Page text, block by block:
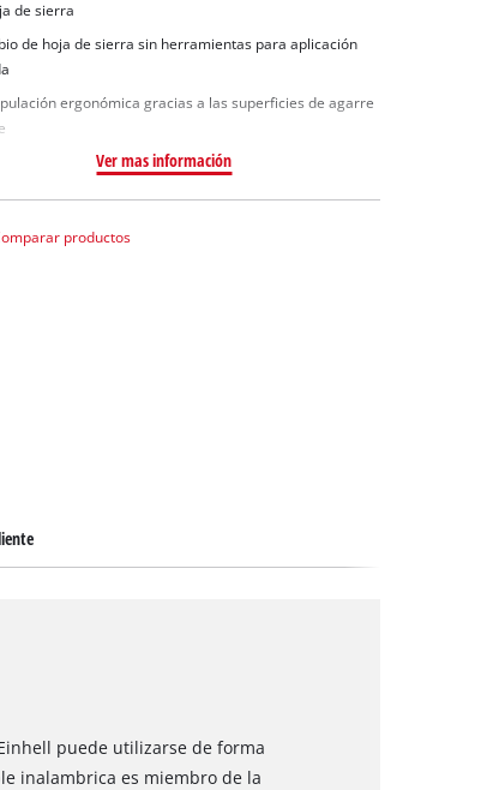
de sierra
de hoja de sierra sin herramientas para aplicación
ergonómica gracias a las superficies de agarre
Ver mas información
productos
puede utilizarse de forma
inalambrica es miembro de la